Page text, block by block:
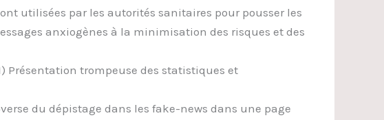
utilisées par les autorités sanitaires pour pousser les
anxiogènes à la minimisation des risques et des
Présentation trompeuse des statistiques et
du dépistage dans les fake-news dans une page